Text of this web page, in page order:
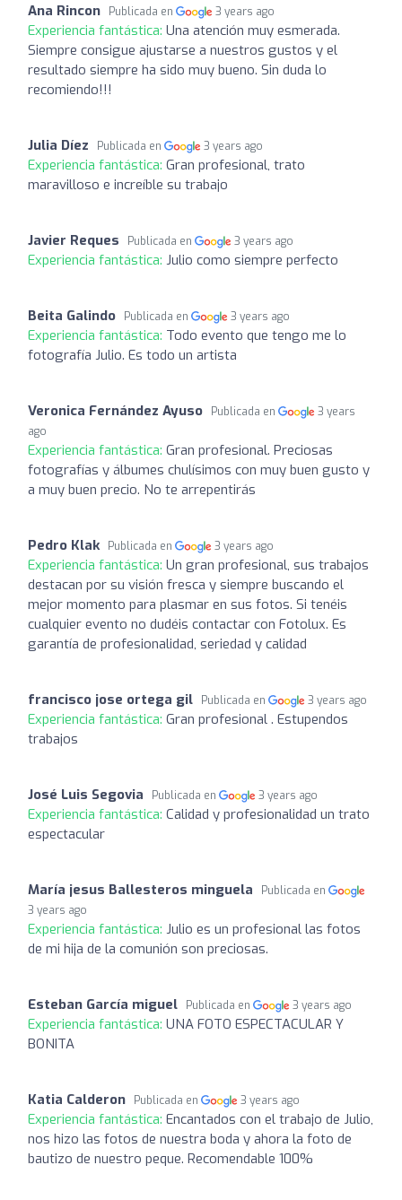
Ana Rincon Publicada en 3 years ago
Experiencia fantástica: Una atención muy esmerada.
Siempre consigue ajustarse a nuestros gustos y el
resultado siempre ha sido muy bueno. Sin duda lo
recomiendo!!!
Julia Díez Publicada en 3 years ago
Experiencia fantástica: Gran profesional, trato
maravilloso e increíble su trabajo
Javier Reques Publicada en 3 years ago
Experiencia fantástica: Julio como siempre perfecto
Beita Galindo Publicada en 3 years ago
Experiencia fantástica: Todo evento que tengo me lo
fotografía Julio. Es todo un artista
Veronica Fernández Ayuso Publicada en
3 years
ago
Experiencia fantástica: Gran profesional. Preciosas
fotografías y álbumes chulísimos con muy buen gusto y
a muy buen precio. No te arrepentirás
Pedro Klak Publicada en 3 years ago
Experiencia fantástica: Un gran profesional, sus trabajos
destacan por su visión fresca y siempre buscando el
mejor momento para plasmar en sus fotos. Si tenéis
cualquier evento no dudéis contactar con Fotolux. Es
garantía de profesionalidad, seriedad y calidad
francisco jose ortega gil Publicada en 3 years ago
Experiencia fantástica: Gran profesional . Estupendos
trabajos
José Luis Segovia Publicada en 3 years ago
Experiencia fantástica: Calidad y profesionalidad un trato
espectacular
María jesus Ballesteros minguela
Publicada en
3 years ago
Experiencia fantástica: Julio es un profesional las fotos
de mi hija de la comunión son preciosas.
Esteban García miguel Publicada en 3 years ago
Experiencia fantástica: UNA FOTO ESPECTACULAR Y
BONITA
Katia Calderon Publicada en 3 years ago
Experiencia fantástica: Encantados con el trabajo de Julio,
nos hizo las fotos de nuestra boda y ahora la foto de
bautizo de nuestro peque. Recomendable 100%